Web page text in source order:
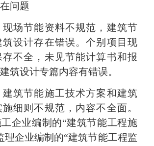
问题
现场节能资料不规范，建筑节
设计存在错误。个别项目现
不全，未见节能计算书和报
筑设计专篇内容有错误。
建筑节能施工技术方案和建筑
细则不规范，内容不全面。
企业编制的“建筑节能工程施
理企业编制的“建筑节能工程监